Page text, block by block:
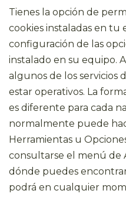
Tienes la opción de
cookies instaladas en tu
configuración de las
instalado en su equipo.
algunos de los servicios
estar operativos. La
es diferente para cada
normalmente puede
Herramientas u
consultarse el menú de
dónde puedes
podrá en cualquier